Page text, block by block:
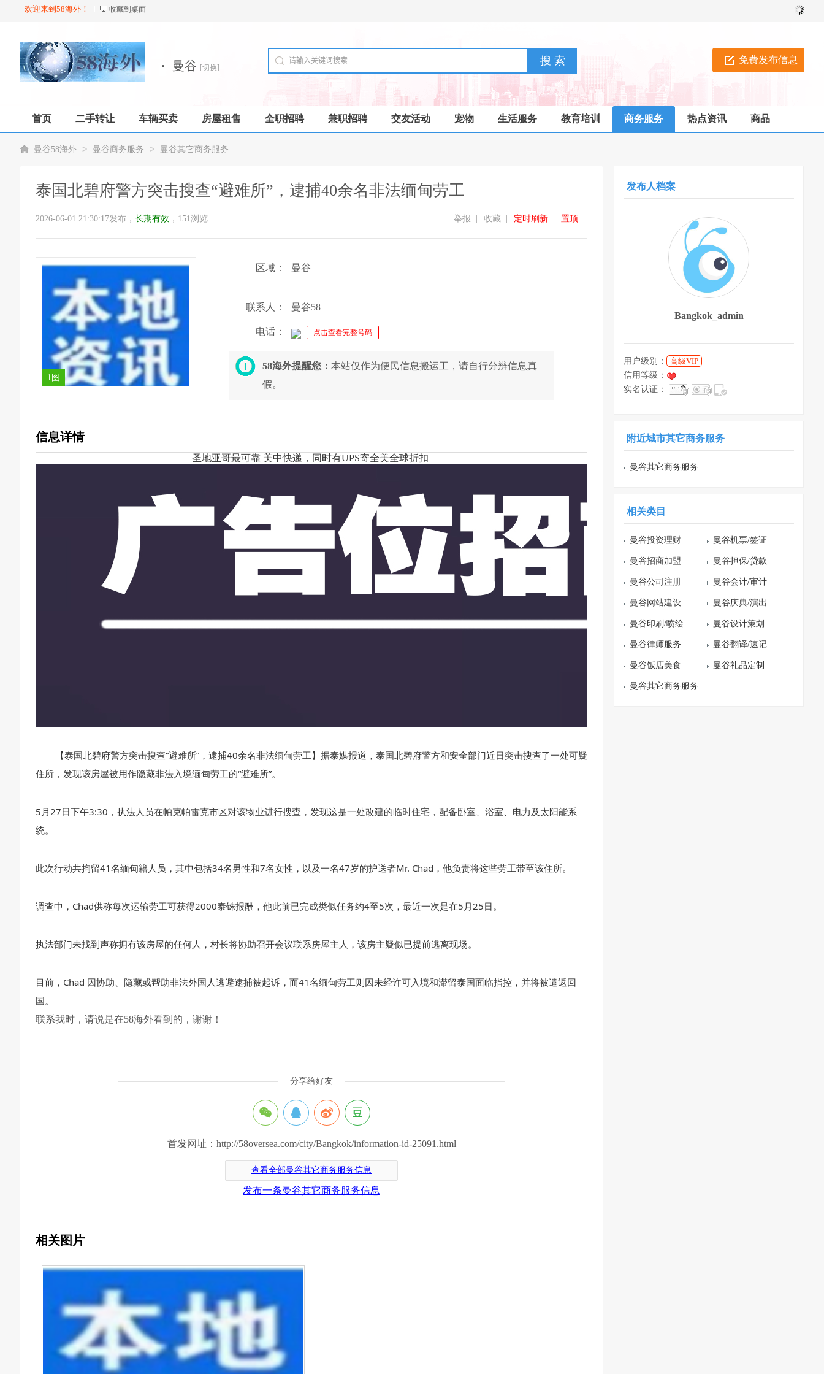
欢迎来到58海外！ 收藏到桌面
免费发布信息
· 曼谷 [切换]
首页 二手转让 车辆买卖 房屋租售 全职招聘 兼职招聘 交友活动 宠物 生活服务 教育培训 商务服务 热点资讯 商品
店铺
曼谷58海外 > 曼谷商务服务 > 曼谷其它商务服务
泰国北碧府警方突击搜查“避难所”，逮捕40余名非法缅甸劳工
2026-06-01 21:30:17发布， 长期有效 ，151浏览 置顶
定时刷新
收藏
举报
1图
区域： 曼谷
联系人： 曼谷58
电话： 点击查看完整号码
58海外提醒您： 本站仅作为便民信息搬运工，请自行分辨信息真
假。
信息详情
圣地亚哥最可靠 美中快递，同时有UPS寄全美全球折扣
【泰国北碧府警方突击搜查“避难所”，逮捕40余名非法缅甸劳工】据泰媒报道，泰国北碧府警方和安全部门近日突击搜查了一处可疑
住所，发现该房屋被用作隐藏非法入境缅甸劳工的“避难所”。
5月27日下午3:30，执法人员在帕克帕雷克市区对该物业进行搜查，发现这是一处改建的临时住宅，配备卧室、浴室、电力及太阳能系
统。
此次行动共拘留41名缅甸籍人员，其中包括34名男性和7名女性，以及一名47岁的护送者Mr. Chad，他负责将这些劳工带至该住所。
调查中，Chad供称每次运输劳工可获得2000泰铢报酬，他此前已完成类似任务约4至5次，最近一次是在5月25日。
执法部门未找到声称拥有该房屋的任何人，村长将协助召开会议联系房屋主人，该房主疑似已提前逃离现场。
目前，Chad 因协助、隐藏或帮助非法外国人逃避逮捕被起诉，而41名缅甸劳工则因未经许可入境和滞留泰国面临指控，并将被遣返回
国。
联系我时，请说是在58海外看到的，谢谢！
分享给好友
首发网址：http://58oversea.com/city/Bangkok/information-id-25091.html
查看全部曼谷其它商务服务信息
发布一条曼谷其它商务服务信息
相关图片
发布人档案
Bangkok_admin
用户级别：
高级VIP
信用等级：
实名认证：
附近城市其它商务服务
曼谷其它商务服务
相关类目
曼谷投资理财 曼谷机票/签证
曼谷招商加盟 曼谷担保/贷款
曼谷公司注册 曼谷会计/审计
曼谷网站建设 曼谷庆典/演出
曼谷印刷/喷绘 曼谷设计策划
曼谷律师服务 曼谷翻译/速记
曼谷饭店美食 曼谷礼品定制
曼谷其它商务服务